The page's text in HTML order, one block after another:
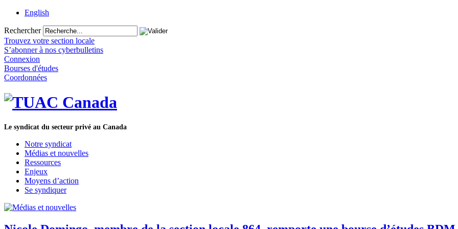
English
Rechercher
Trouvez votre section locale
S’abonner à nos cyberbulletins
Connexion
Bourses d'études
Coordonnées
Le syndicat du secteur privé au Canada
Notre syndicat
Médias et nouvelles
Ressources
Enjeux
Moyens d’action
Se syndiquer